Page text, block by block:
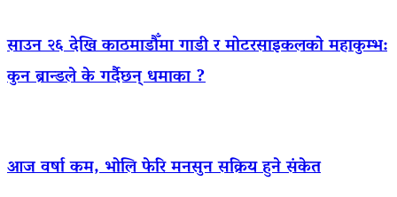
साउन २६ देखि काठमाडौँमा गाडी र मोटरसाइकलको महाकुम्भ:
कुन ब्रान्डले के गर्दैछन् धमाका ?
आज वर्षा कम, भोलि फेरि मनसुन सक्रिय हुने संकेत